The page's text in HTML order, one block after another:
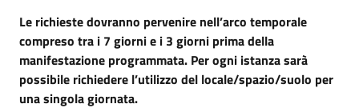
Le richieste dovranno pervenire nell’arco temporale
compreso tra i 7 giorni e i 3 giorni prima della
manifestazione programmata. Per ogni istanza sarà
possibile richiedere l’utilizzo del locale/spazio/suolo per
una singola giornata.